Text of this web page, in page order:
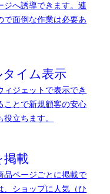
ジへ誘導できます。連
で面倒な作業は必要あ
イム表示
ジェットで表示でき
ことで新規顧客の安心
立ちます。
掲載
品ページごとに掲載で
、ショップに人気（ひ